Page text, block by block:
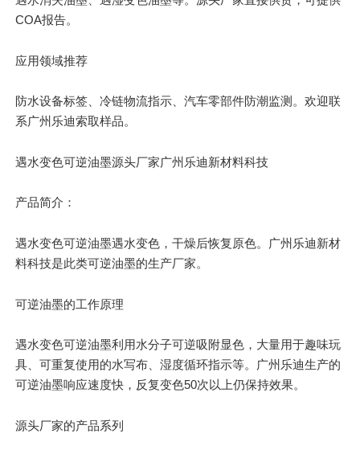
COA报告。
应用领域推荐
防水设备标签、冷链物流指示、汽车零部件防潮监测。欢迎联
系广州乐迪索取样品。
遇水变色可逆油墨源头厂家广州乐迪新材料科技
产品简介：
遇水变色可逆油墨遇水变色，干燥后恢复原色。广州乐迪新材
料科技是此类可逆油墨的生产厂家。
可逆油墨的工作原理
遇水变色可逆油墨利用水分子可逆吸附显色， 大量用于趣味玩
具、可重复使用的水写布、湿度循环指示等。广州乐迪生产的
可逆油墨响应速度快，反复变色50次以上仍保持效果。
源头厂家的产品系列